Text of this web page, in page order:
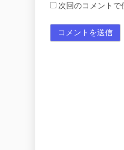
次回のコメントで